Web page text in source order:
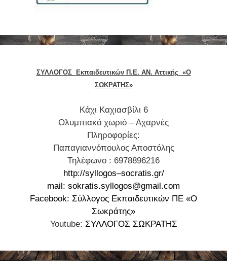
.
.
Υ
.
Ι
Δ
Ε
Ι
Α
Σ
Κ
Ο
Π
Τ
Η
!
ο
ά
ι
Δ
μ
ή
τ
ρ
ι
υ
ο
ΣΥΛΛΟΓΟΣ Εκπαιδευτικών Π.Ε. ΑΝ. Αττικής «Ο
ΣΩΚΡΑΤΗΣ»
Kάχι Καχιασβίλι 6
Ολυμπιακό χωριό – Αχαρνές
Πληροφορίες:
Παπαγιαννόπουλος Αποστόλης
Τηλέφωνο : 6978896216
http://syllogos–socratis.gr/
mail: sokratis.syllogos@gmail.com
Facebook: Σύλλογος Εκπαιδευτικών ΠΕ «Ο
Σωκράτης»
Youtube: ΣΥΛΛΟΓΟΣ ΣΩΚΡΑΤΗΣ